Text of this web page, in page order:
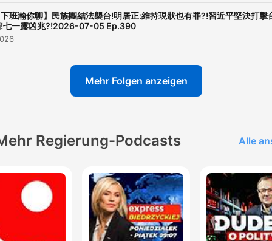
班瀚你聊】民族團結法襲台!明居正:維持現狀也有罪?!習近平堅決打擊
七一露凶兆?!2026-07-05 Ep.390
Mehr Folgen anzeigen
Regierung-Podcasts Alle